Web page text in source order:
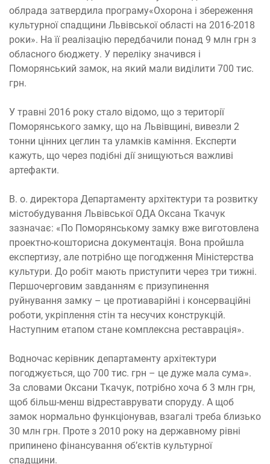
облрада затвердила програму«Охорона і збереження
культурної спадщини Львівської області на 2016-2018
роки». На її реалізацію передбачили понад 9 млн грн з
обласного бюджету. У переліку значився і
Поморянський замок, на який мали виділити 700 тис.
грн.
У травні 2016 року стало відомо, що з території
Поморянського замку, що на Львівщині, вивезли 2
тонни цінних цеглин та уламків каміння. Експерти
кажуть, що через подібні дії знищуються важливі
артефакти.
В. о. директора Департаменту архітектури та розвитку
містобудування Львівської ОДА Оксана Ткачук
зазначає: «По Поморянському замку вже виготовлена
проектно-кошторисна документація. Вона пройшла
експертизу, але потрібно ще погодження Міністерства
культури. До робіт мають приступити через три тижні.
Першочерговим завданням є призупинення
руйнування замку – це протиаварійні і консерваційні
роботи, укріплення стін та несучих конструкцій.
Наступним етапом стане комплексна реставрація».
Водночас керівник департаменту архітектури
погоджується, що 700 тис. грн – це дуже мала сума».
За словами Оксани Ткачук, потрібно хоча б 3 млн грн,
щоб більш-менш відреставрувати споруду. А щоб
замок нормально функціонував, взагалі треба близько
30 млн грн. Проте з 2010 року на державному рівні
припинено фінансування об’єктів культурної
спадщини.